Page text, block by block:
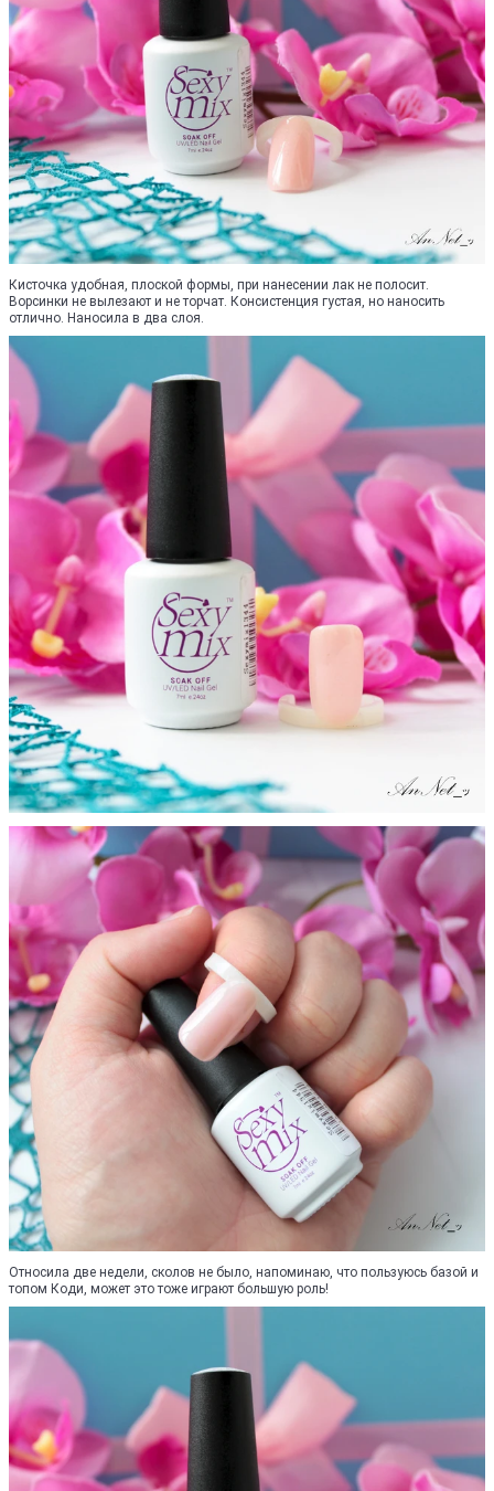
Кисточка удобная, плоской формы, при нанесении лак не полосит.
Ворсинки не вылезают и не торчат. Консистенция густая, но наносить
отлично. Наносила в два слоя.
Относила две недели, сколов не было, напоминаю, что пользуюсь базой и
топом Коди, может это тоже играют большую роль!